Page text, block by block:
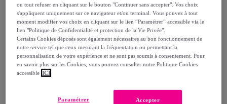
Reprise possible de votre ancien produit,
voir les conditions.
Vendu parLUMISKY
ou tout refuser en cliquant sur le bouton "Continuer sans accepter". Vos choix
s'appliquent uniquement sur ce navigateur et/ou terminal. Vous pouvez à tout
moment modifier vos choix en cliquant sur le lien “Paramétrer” accessible via le
lien "Politique de Confidentialité et protection de la Vie Privée".
Certains Cookies déposés sont également nécessaires au bon fonctionnement de
notre service tel que ceux mesurant la fréquentation ou permettant la
personnalisation de votre expérience et ne sont pas soumis à consentement. Pour
en savoir plus sur les Cookies, vous pouvez consulter notre Politique Cookies
accessible ICI
Accepter
Paramétrer